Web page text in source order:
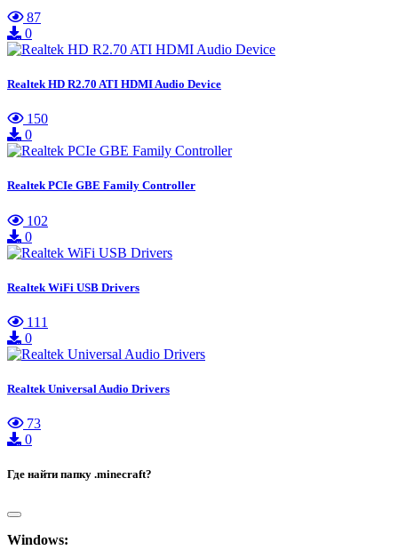
87
0
Realtek HD R2.70 ATI HDMI Audio Device
150
0
Realtek PCIe GBE Family Controller
102
0
Realtek WiFi USB Drivers
111
0
Realtek Universal Audio Drivers
73
0
Где найти папку .minecraft?
Windows: